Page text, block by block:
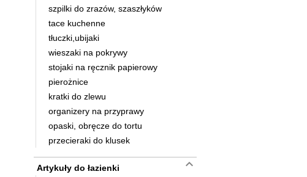
szpilki do zrazów, szaszłyków
tace kuchenne
tłuczki,ubijaki
wieszaki na pokrywy
stojaki na ręcznik papierowy
pierożnice
kratki do zlewu
organizery na przyprawy
opaski, obręcze do tortu
przecieraki do klusek
Artykuły do łazienki keyboard_arrow_down